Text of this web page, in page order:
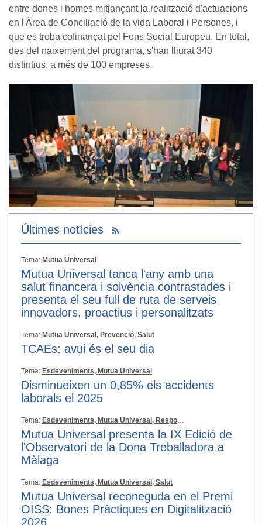
entre dones i homes mitjançant la realització d'actuacions
en l'Àrea de Conciliació de la vida Laboral i Persones, i
que es troba cofinançat pel Fons Social Europeu. En total,
des del naixement del programa, s'han lliurat 340
distintius, a més de 100 empreses.
Últimes notícies
Tema: Mutua Universal
Mutua Universal tanca l'any amb una
salut financera i solvència contrastades i
presenta el seu full de ruta de serveis
innovadors, proactius i personalitzats
Tema: Mutua Universal, Prevenció, Salut
TCAEs: avui és el seu dia
Tema: Esdeveniments, Mutua Universal
Disminueixen un 0,85% els accidents
laborals el 2025
Tema: Esdeveniments, Mutua Universal, Responsabilitat Social
Mutua Universal presenta la IX Edició de
l'Observatori de la Dona Treballadora a
Màlaga
Tema: Esdeveniments, Mutua Universal, Salut
Mutua Universal reconeguda en el Premi
OISS: Bones Pràctiques en Digitalització
2026